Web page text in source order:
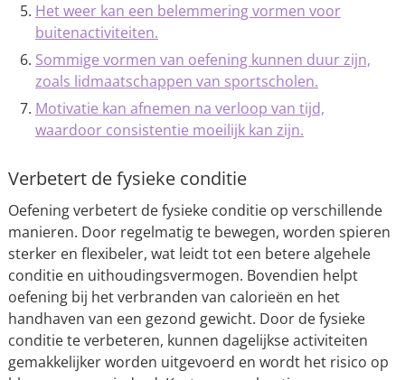
Het weer kan een belemmering vormen voor
buitenactiviteiten.
Sommige vormen van oefening kunnen duur zijn,
zoals lidmaatschappen van sportscholen.
Motivatie kan afnemen na verloop van tijd,
waardoor consistentie moeilijk kan zijn.
Verbetert de fysieke conditie
Oefening verbetert de fysieke conditie op verschillende
manieren. Door regelmatig te bewegen, worden spieren
sterker en flexibeler, wat leidt tot een betere algehele
conditie en uithoudingsvermogen. Bovendien helpt
oefening bij het verbranden van calorieën en het
handhaven van een gezond gewicht. Door de fysieke
conditie te verbeteren, kunnen dagelijkse activiteiten
gemakkelijker worden uitgevoerd en wordt het risico op